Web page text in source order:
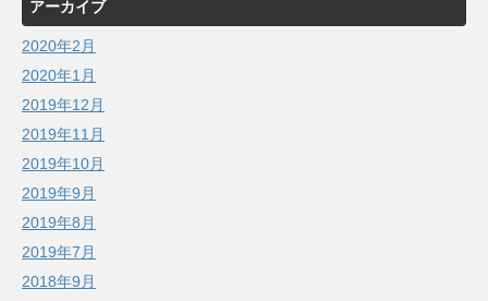
アーカイブ
2020年2月
2020年1月
2019年12月
2019年11月
2019年10月
2019年9月
2019年8月
2019年7月
2018年9月